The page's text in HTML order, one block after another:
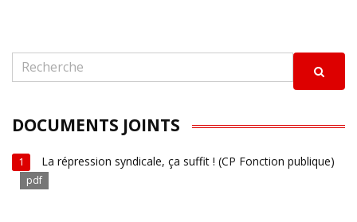
DOCUMENTS JOINTS
1 La répression syndicale, ça suffit ! (CP Fonction publique)
pdf